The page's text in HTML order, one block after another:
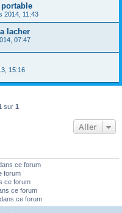
2014, 11:43
lacher
07:47
15:16
sur 1
Aller
ce forum
forum
ce forum
ce forum
ce forum